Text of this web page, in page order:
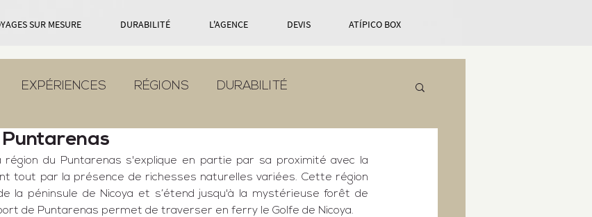
SUR MESURE DURABILITÉ L'AGENCE DEVIS ATÍPICO BOX
EXPÉRIENCES RÉGIONS DURABILITÉ
Puntarenas
région du Puntarenas s'explique en partie par sa proximité avec la
tout par la présence de richesses naturelles variées. Cette région
la péninsule de Nicoya et s’étend jusqu'à la mystérieuse forêt de
de Puntarenas permet de traverser en ferry le Golfe de Nicoya.